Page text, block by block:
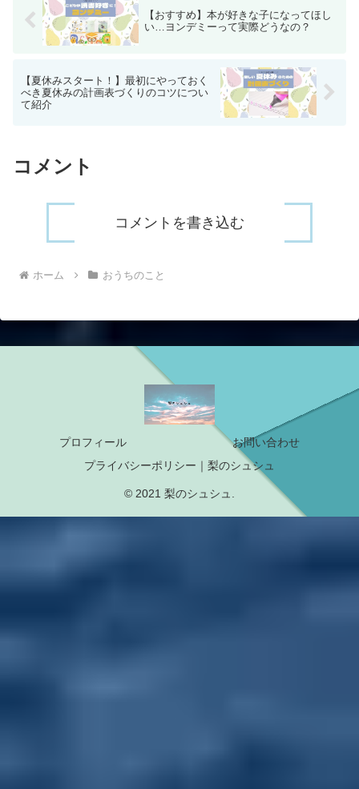
【おすすめ】本が好きな子になってほし
い…ヨンデミーって実際どうなの？
【夏休みスタート！】最初にやっておく
べき夏休みの計画表づくりのコツについ
て紹介
コメント
コメントを書き込む
ホーム おうちのこと
プロフィール
お問い合わせ
プライバシーポリシー｜梨のシュシュ
© 2021 梨のシュシュ.